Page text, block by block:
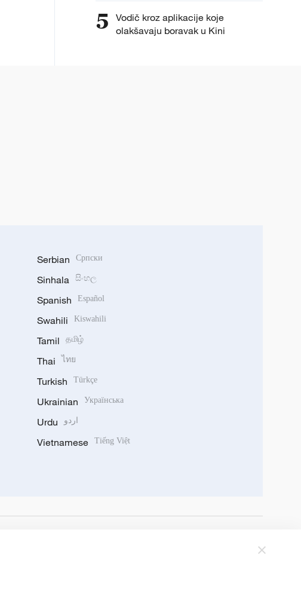
5
Vodič kroz aplikacije koje
olakšavaju boravak u Kini
Serbian Српски
Sinhala සිංහල
Spanish Español
Swahili Kiswahili
Tamil தமிழ்
Thai ไทย
Turkish Türkçe
Ukrainian Українська
Urdu اردو
Vietnamese Tiếng Việt